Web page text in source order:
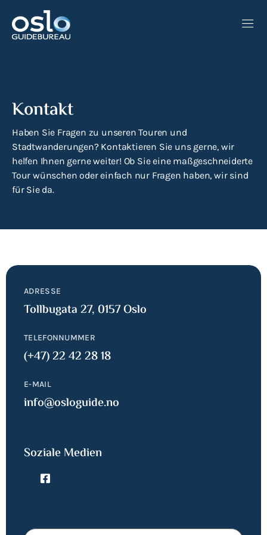
Kontakt
Haben Sie Fragen zu unseren Touren und
Stadtwanderungen? Kontaktieren Sie uns gerne, wir
helfen Ihnen gerne weiter! Ob Sie eine maßgeschneiderte
Tour wünschen oder einfach nur Fragen haben, wir sind
für Sie da.
ADRESSE
Tollbugata 27, 0157 Oslo
TELEFONNUMMER
(+47) 22 42 28 18
E-MAIL
info@osloguide.no
Soziale Medien
Name